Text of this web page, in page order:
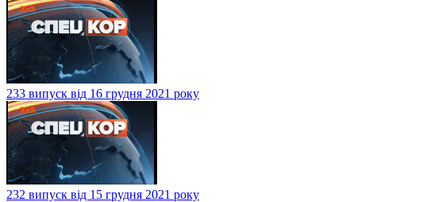
233 випуск від 16 грудня 2021 року
232 випуск від 15 грудня 2021 року